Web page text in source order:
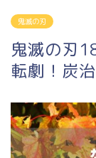
鬼滅の刃
鬼滅の刃
転劇！炭